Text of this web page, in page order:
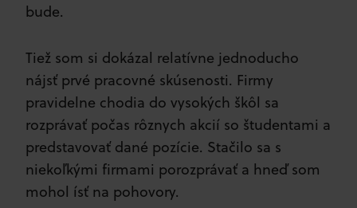
bude.
Tiež som si dokázal relatívne jednoducho
nájsť prvé pracovné skúsenosti. Firmy
pravidelne chodia do vysokých škôl sa
rozprávať počas rôznych akcií so študentami a
predstavovať dané pozície. Stačilo sa s
niekoľkými firmami porozprávať a hneď som
mohol ísť na pohovory.